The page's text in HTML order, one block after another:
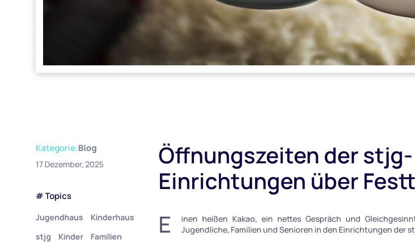
Kategorie:Blog
17 Dezember, 2025
# Topics
Jugendhaus
Kinderhaus
stjg
Kinder
Familien
Öffnungszeiten der stjg-
Einrichtungen über
E
inen heißen Kakao, ein nettes Gespräch und
Jugendliche, Familien und Senioren in den Einrichtungen der